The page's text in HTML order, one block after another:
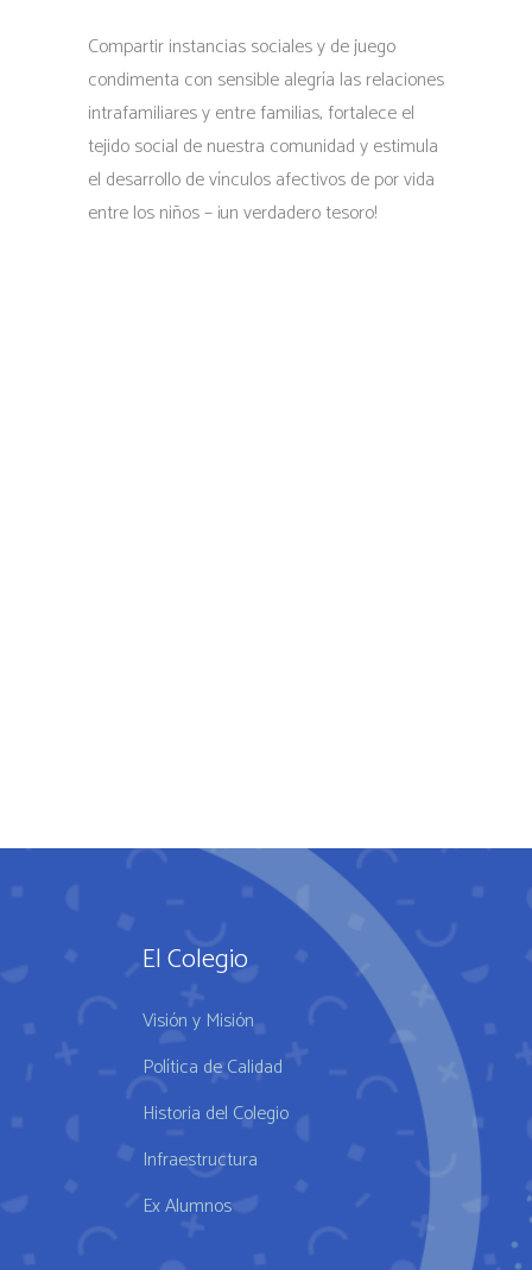
Compartir instancias sociales y de juego
condimenta con sensible alegría las relaciones
intrafamiliares y entre familias, fortalece el
tejido social de nuestra comunidad y estimula
el desarrollo de vínculos afectivos de por vida
entre los niños – ¡un verdadero tesoro!
El Colegio
Visión y Misión
Política de Calidad
Historia del Colegio
Infraestructura
Ex Alumnos